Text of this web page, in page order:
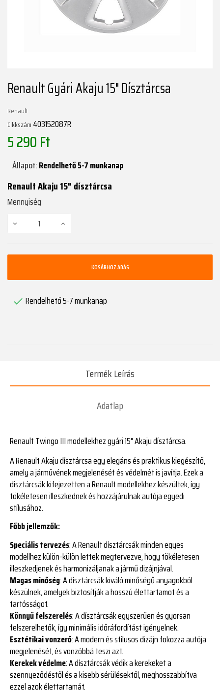
Renault Gyári Akaju 15" Dísztárcsa
Renault
Cikkszám 403152087R
5 290 Ft
Állapot:Rendelhető 5-7 munkanap
Renault Akaju 15" dísztárcsa
Mennyiség
KOSÁRHOZ ADÁS
 Rendelhető 5-7 munkanap
Termék Leírás
Adatlap
Renault Twingo III modellekhez gyári 15" Akaju dísztárcsa.
A Renault Akaju dísztárcsa egy elegáns és praktikus kiegészítő,
amely a járművének megjelenését és védelmét is javítja. Ezek a
dísztárcsák kifejezetten a Renault modellekhez készültek, így
tökéletesen illeszkednek és hozzájárulnak autója egyedi
stílusához.
Főbb jellemzők:
Speciális tervezés: A Renault dísztárcsák minden egyes
modellhez külön-külön lettek megtervezve, hogy tökéletesen
illeszkedjenek és harmonizáljanak a jármű dizájnjával.
Magas minőség: A dísztárcsák kiváló minőségű anyagokból
készülnek, amelyek biztosítják a hosszú élettartamot és a
tartósságot.
Könnyű felszerelés: A dísztárcsák egyszerűen és gyorsan
felszerelhetők, így minimális időráfordítást igényelnek.
Esztétikai vonzerő: A modern és stílusos dizájn fokozza autója
megjelenését, és vonzóbbá teszi azt.
Kerekek védelme: A dísztárcsák védik a kerekeket a
szennyeződéstől és a kisebb sérülésektől, meghosszabbítva
ezzel azok élettartamát.